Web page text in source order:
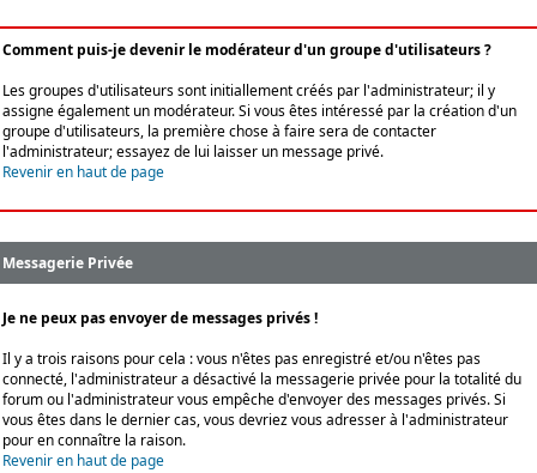
Comment puis-je devenir le modérateur d'un groupe d'utilisateurs ?
Les groupes d'utilisateurs sont initiallement créés par l'administrateur; il y
assigne également un modérateur. Si vous êtes intéressé par la création d'un
groupe d'utilisateurs, la première chose à faire sera de contacter
l'administrateur; essayez de lui laisser un message privé.
Revenir en haut de page
Messagerie Privée
Je ne peux pas envoyer de messages privés !
Il y a trois raisons pour cela : vous n'êtes pas enregistré et/ou n'êtes pas
connecté, l'administrateur a désactivé la messagerie privée pour la totalité du
forum ou l'administrateur vous empêche d'envoyer des messages privés. Si
vous êtes dans le dernier cas, vous devriez vous adresser à l'administrateur
pour en connaître la raison.
Revenir en haut de page